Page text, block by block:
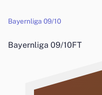
Bayernliga 09/10
Bayernliga 09/10FT